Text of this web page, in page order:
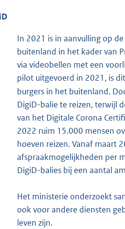
In 2021 is in aanvulling op
buitenland in het kader van
via videobellen met een
pilot uitgevoerd in 2021, is
burgers in het buitenland.
DigiD-balie te reizen, terwijl
van het Digitale Corona
2022 ruim 15.000 mensen
hoeven reizen. Vanaf maart
afspraakmogelijkheden per
DigiD-balies bij een aantal
Het ministerie onderzoekt
ook voor andere diensten
leven zijn.